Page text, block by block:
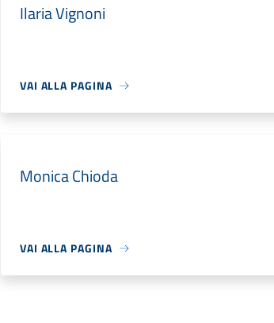
Ilaria Vignoni
VAI ALLA PAGINA
Monica Chioda
VAI ALLA PAGINA